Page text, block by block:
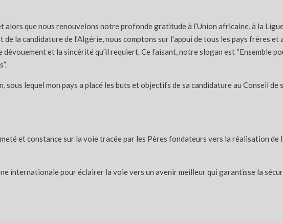
que nous renouvelons notre profonde gratitude à l’Union africaine, à la
la candidature de l’Algérie, nous comptons sur l’appui de tous les pays frères et
et la sincérité qu’il requiert. Ce faisant, notre slogan est “Ensemble
lequel mon pays a placé les buts et objectifs de sa candidature au Conseil
et constance sur la voie tracée par les Pères fondateurs vers la réalisation
internationale pour éclairer la voie vers un avenir meilleur qui garantisse la